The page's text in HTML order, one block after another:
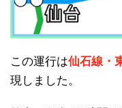
この運行は仙石線・
現しました。